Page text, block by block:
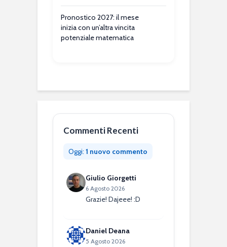
Pronostico 2027: il mese
inizia con un’altra vincita
potenziale matematica
Commenti Recenti
Oggi: 1 nuovo commento
Giulio Giorgetti
6 Agosto 2026
Grazie! Dajeee! :D
Daniel Deana
5 Agosto 2026